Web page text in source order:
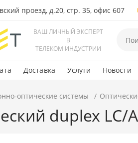
проезд, д.20, стр. 35, офис 607
ВАШ ЛИЧНЫЙ ЭКСПЕРТ
В
ТЕЛЕКОМ ИНДУСТРИИ
Доставка Услуги Новости
оптические системы
duplex LC/